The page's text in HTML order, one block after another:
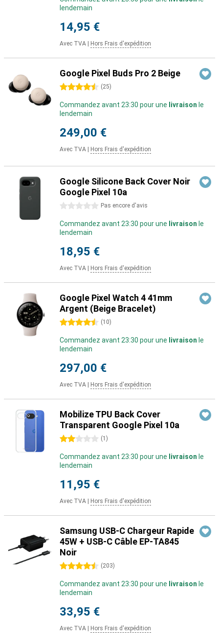
lendemain
14,95 €
Avec TVA Hors Frais d'expédition
Google Pixel Buds Pro 2 Beige
4.5 étoiles (25)
Commandez avant 23:30 pour une livraison le
lendemain
249,00 €
Avec TVA Hors Frais d'expédition
Google Silicone Back Cover Noir
Google Pixel 10a
0 étoiles Pas encore d'avis
Commandez avant 23:30 pour une livraison le
lendemain
18,95 €
Avec TVA Hors Frais d'expédition
Google Pixel Watch 4 41mm
Argent (Beige Bracelet)
4.5 étoiles (10)
Commandez avant 23:30 pour une livraison le
lendemain
297,00 €
Avec TVA Hors Frais d'expédition
Mobilize TPU Back Cover
Transparent Google Pixel 10a
2 étoiles (1 )
Commandez avant 23:30 pour une livraison le
lendemain
11,95 €
Avec TVA Hors Frais d'expédition
Samsung USB-C Chargeur Rapide
45W + USB-C Câble EP-TA845
Noir
4.5 étoiles (203)
Commandez avant 23:30 pour une livraison le
lendemain
33,95 €
Avec TVA Hors Frais d'expédition